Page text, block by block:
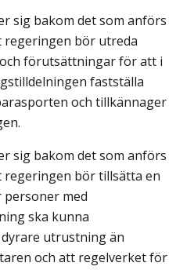
sig bakom det som anförs
regeringen bör utreda
förutsättningar för att i
fastställa
och tillkännager
sig bakom det som anförs
regeringen bör tillsätta en
med
ska kunna
utrustning än
och att regelverket för